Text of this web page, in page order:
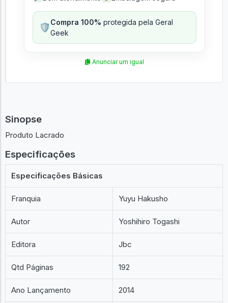
🛡️Compra 100% protegida pela Geral
Geek
Anunciar um igual
Sinopse
Produto Lacrado
Especificações
Especificações Básicas
Franquia Yuyu Hakusho
Autor Yoshihiro Togashi
Editora Jbc
Qtd Páginas 192
Ano Lançamento 2014